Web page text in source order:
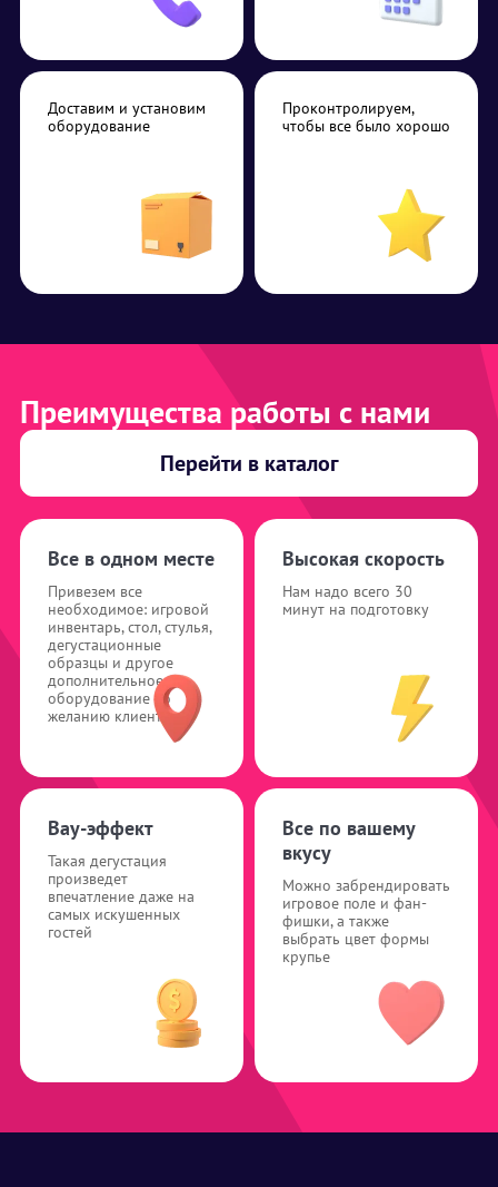
Доставим и установим
оборудование
Проконтролируем,
чтобы все было хорошо
Преимущества работы с нами
Перейти в каталог
Все в одном месте
Привезем все
необходимое: игровой
инвентарь, стол, стулья,
дегустационные
образцы и другое
дополнительное
оборудование по
желанию клиента
Высокая скорость
Нам надо всего 30
минут на подготовку
Вау-эффект
Такая дегустация
произведет
впечатление даже на
самых искушенных
гостей
Все по вашему
вкусу
Можно забрендировать
игровое поле и фан-
фишки, а также
выбрать цвет формы
крупье